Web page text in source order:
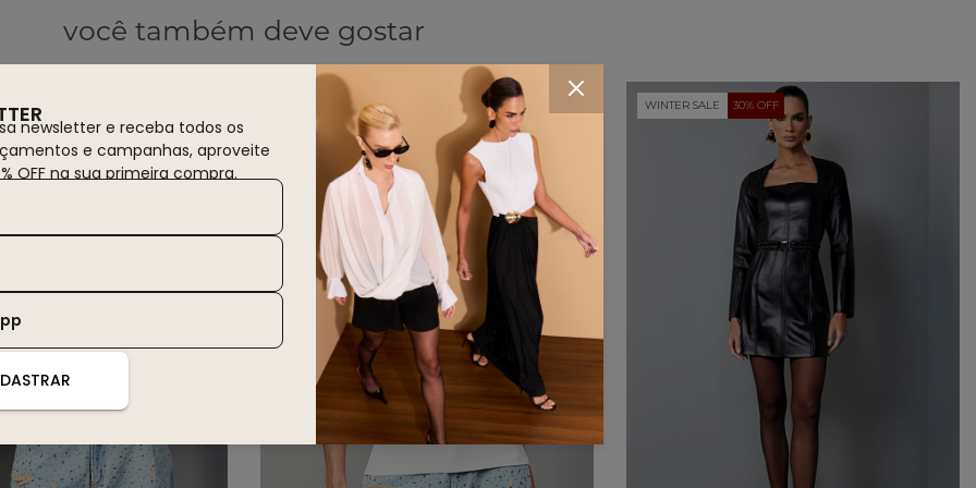
você também deve gostar
30% OFF 30% OFF WINTER SALE 30% OFF
newsletter e receba todos os
e campanhas, aproveite
OFF na sua primeira compra.